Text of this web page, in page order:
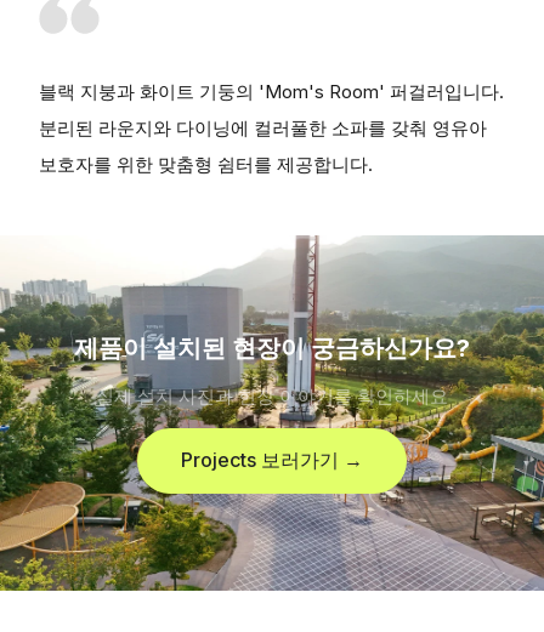
블랙 지붕과 화이트 기둥의 'Mom's Room' 퍼걸러입니다.
분리된 라운지와 다이닝에 컬러풀한 소파를 갖춰 영유아
보호자를 위한 맞춤형 쉼터를 제공합니다.
제품이 설치된 현장이 궁금하신가요?
실제 설치 사진과 현장 이야기를 확인하세요
Projects 보러가기 →